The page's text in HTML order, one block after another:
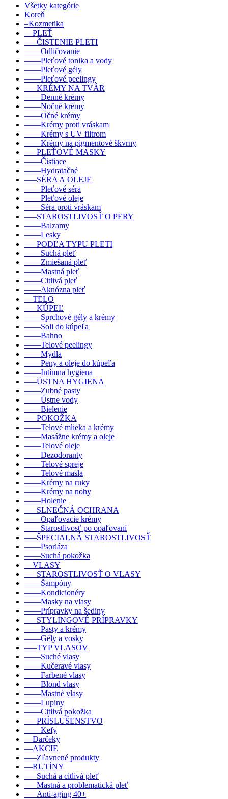
Všetky kategórie
Koreň
–Kozmetika
––PLEŤ
–––ČISTENIE PLETI
––––Odličovanie
––––Pleťové tonika a vody
––––Pleťové gély
––––Pleťové peelingy
–––KRÉMY NA TVÁR
––––Denné krémy
––––Nočné krémy
––––Očné krémy
––––Krémy proti vráskam
––––Krémy s UV filtrom
––––Krémy na pigmentové škvrny
–––PLEŤOVÉ MASKY
––––Čistiace
––––Hydratačné
–––SÉRA A OLEJE
––––Pleťové séra
––––Pleťové oleje
––––Séra proti vráskam
–––STAROSTLIVOSŤ O PERY
––––Balzamy
––––Lesky
–––PODĽA TYPU PLETI
––––Suchá pleť
––––Zmiešaná pleť
––––Mastná pleť
––––Citlivá pleť
––––Aknózna pleť
––TELO
–––KÚPEĽ
––––Sprchové gély a krémy
––––Soli do kúpeľa
––––Bahno
––––Telové peelingy
––––Mydla
––––Peny a oleje do kúpeľa
––––Intímna hygiena
–––ÚSTNA HYGIENA
––––Zubné pasty
––––Ústne vody
––––Bielenie
–––POKOŽKA
––––Telové mlieka a krémy
––––Masážne krémy a oleje
––––Telové oleje
––––Dezodoranty
––––Telové spreje
––––Telové masla
––––Krémy na ruky
––––Krémy na nohy
––––Holenie
–––SLNEČNÁ OCHRANA
––––Opaľovacie krémy
––––Starostlivosť po opaľovaní
–––ŠPECIALNÁ STAROSTLIVOSŤ
––––Psoriáza
––––Suchá pokožka
––VLASY
–––STAROSTLIVOSŤ O VLASY
––––Šampóny
––––Kondicionéry
––––Masky na vlasy
––––Prípravky na šediny
–––STYLINGOVÉ PRÍPRAVKY
––––Pasty a krémy
––––Gély a vosky
–––TYP VLASOV
––––Suché vlasy
––––Kučeravé vlasy
––––Farbené vlasy
––––Blond vlasy
––––Mastné vlasy
––––Lupiny
––––Citlivá pokožka
–––PRÍSLUŠENSTVO
––––Kefy
––Darčeky
––AKCIE
–––Zľavnené produkty
––RUTÍNY
–––Suchá a citlivá pleť
–––Mastná a problematická pleť
–––Anti-aging 40+